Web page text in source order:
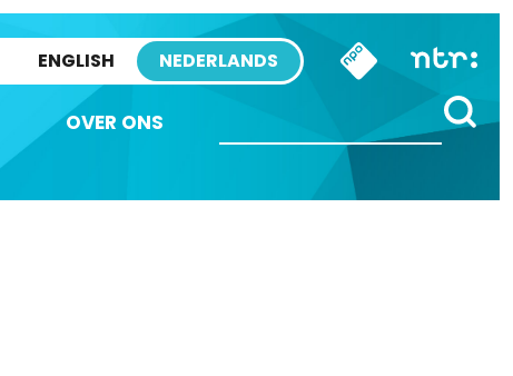
ENGLISH NEDERLANDS
OVER ONS